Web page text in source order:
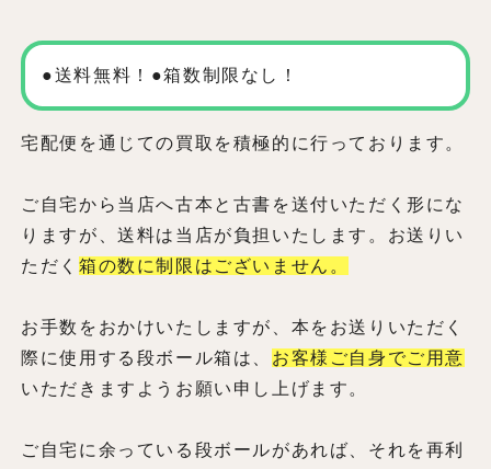
●送料無料！●箱数制限なし！
宅配便を通じての買取を積極的に行っております。
ご自宅から当店へ古本と古書を送付いただく形にな
りますが、送料は当店が負担いたします。お送りい
ただく 箱の数に制限はございません。
お手数をおかけいたしますが、本をお送りいただく
際に使用する段ボール箱は、 お客様ご自身でご用意
いただきますようお願い申し上げます。
ご自宅に余っている段ボールがあれば、それを再利